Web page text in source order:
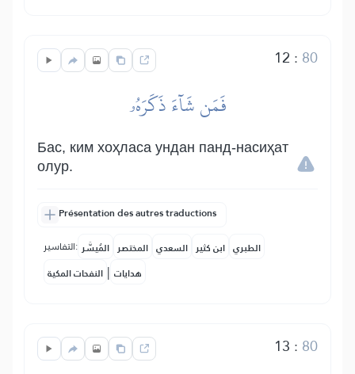
12 : 80
فَمَن شَآءَ ذَكَرَهُۥ
Бас, ким хоҳласа ундан панд-насиҳат
олур.
Présentation des autres traductions
التفاسير: المُيسَّر المختصر السعدي ابن كثير الطبري
النفحات المكية | هدايات
13 : 80